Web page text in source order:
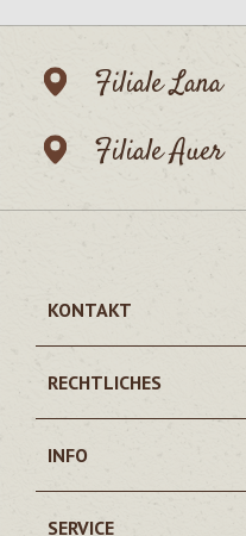
Filiale Lana
Filiale Auer
KONTAKT
RECHTLICHES
INFO
SERVICE